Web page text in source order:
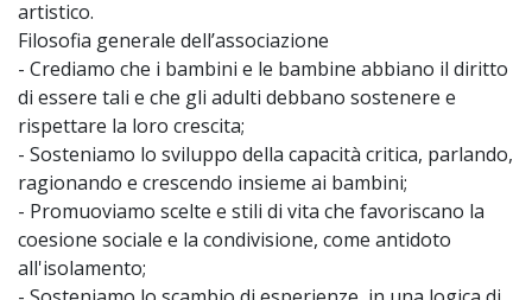
artistico.
Filosofia generale dell’associazione
- Crediamo che i bambini e le bambine abbiano il diritto
di essere tali e che gli adulti debbano sostenere e
rispettare la loro crescita;
- Sosteniamo lo sviluppo della capacità critica, parlando,
ragionando e crescendo insieme ai bambini;
- Promuoviamo scelte e stili di vita che favoriscano la
coesione sociale e la condivisione, come antidoto
all'isolamento;